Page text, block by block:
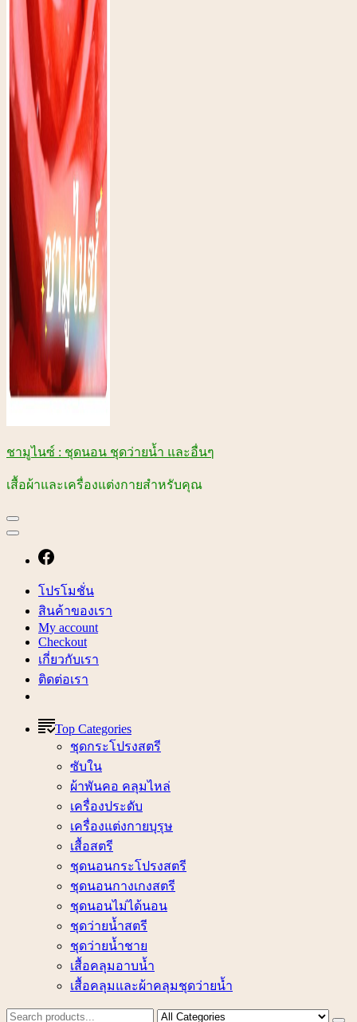
ชามูไนซ์ : ชุดนอน ชุดว่ายน้ำ และอื่นๆ
เสื้อผ้าและเครื่องแต่งกายสำหรับคุณ
โปรโมชั่น
สินค้าของเรา
My account
Checkout
เกี่ยวกับเรา
ติดต่อเรา
Top Categories
ชุดกระโปรงสตรี
ซับใน
ผ้าพันคอ คลุมไหล่
เครื่องประดับ
เครื่องแต่งกายบุรุษ
เสื้อสตรี
ชุดนอนกระโปรงสตรี
ชุดนอนกางเกงสตรี
ชุดนอนไม่ได้นอน
ชุดว่ายน้ำสตรี
ชุดว่ายน้ำชาย
เสื้อคลุมอาบน้ำ
เสื้อคลุมและผ้าคลุมชุดว่ายน้ำ